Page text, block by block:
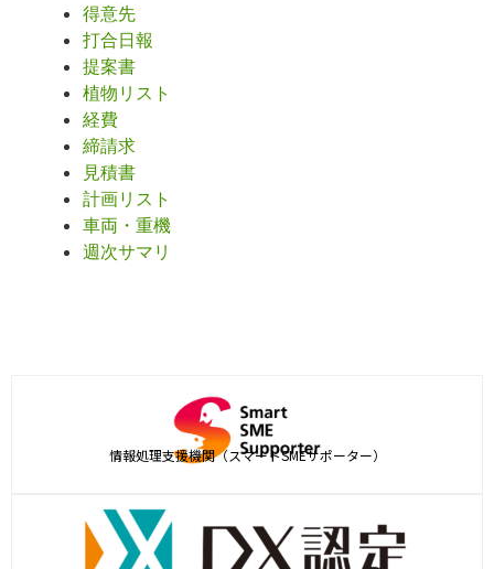
得意先
打合日報
提案書
植物リスト
経費
締請求
見積書
計画リスト
車両・重機
週次サマリ
情報処理支援機関（スマートSMEサポーター）